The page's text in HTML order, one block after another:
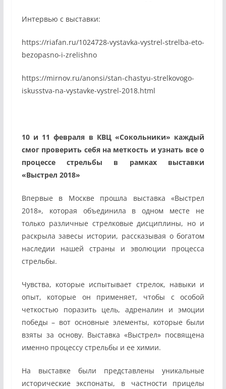
Интервью с выставки:
https://riafan.ru/1024728-vystavka-vystrel-strelba-eto-
bezopasno-i-zrelishno
https://mirnov.ru/anonsi/stan-chastyu-strelkovogo-
iskusstva-na-vystavke-vystrel-2018.html
10 и 11 февраля в КВЦ «Сокольники» каждый
смог проверить себя на меткость и узнать все о
процессе стрельбы в рамках выставки
«Выстрел 2018»
Впервые в Москве прошла выставка «Выстрел
2018», которая объединила в одном месте не
только различные стрелковые дисциплины, но и
раскрыла завесы истории, рассказывая о богатом
наследии нашей страны и эволюции процесса
стрельбы.
Чувства, которые испытывает стрелок, навыки и
опыт, которые он применяет, чтобы с особой
четкостью поразить цель, адреналин и эмоции
победы – вот основные элементы, которые были
взяты за основу. Выставка «Выстрел» посвящена
именно процессу стрельбы и ее химии.
На выставке были представлены уникальные
исторические экспонаты, в частности прицелы